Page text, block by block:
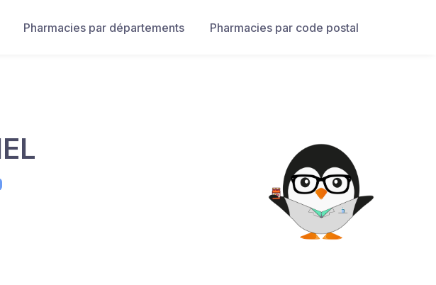
Pharmacies par départements Pharmacies par code postal